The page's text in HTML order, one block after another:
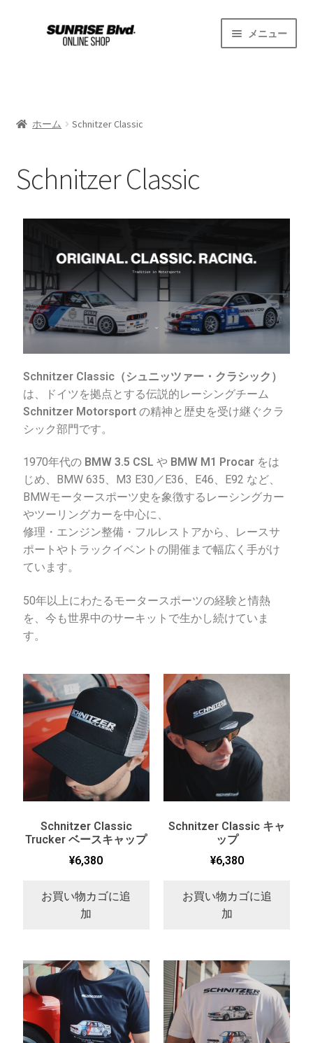
メニュー
プライバシーポリシー
利用規約
特定商取引法に基づく表示
配送ポリシー
ホーム Schnitzer Classic
Schnitzer Classic
Schnitzer Classic（シュニッツァー・クラシック）
は、ドイツを拠点とする伝説的レーシングチーム
Schnitzer Motorsportの精神と歴史を受け継ぐクラ
シック部門です。
1970年代の BMW 3.5 CSL や BMW M1 Procarをは
じめ、BMW 635、M3 E30／E36、E46、E92 など、
BMWモータースポーツ史を象徴するレーシングカー
やツーリングカーを中心に、
修理・エンジン整備・フルレストアから、レースサ
ポートやトラックイベントの開催まで幅広く手がけ
ています。
50年以上にわたるモータースポーツの経験と情熱
を、今も世界中のサーキットで生かし続けていま
す。
Schnitzer Classic
Trucker ベースキャップ
¥6,380
お買い物カゴに追
加
Schnitzer Classic キャ
ップ
¥6,380
お買い物カゴに追
加